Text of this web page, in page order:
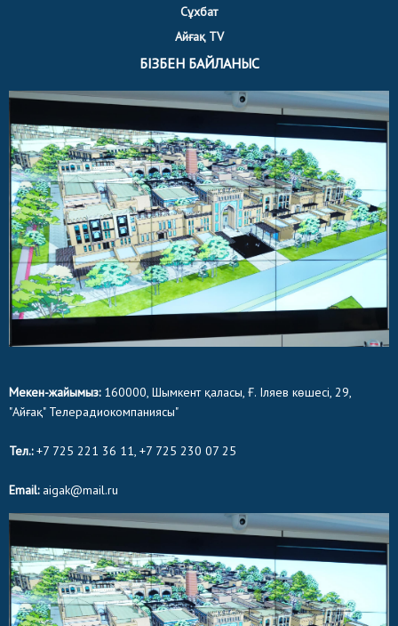
Сұхбат
Айғақ TV
БІЗБЕН БАЙЛАНЫС
Мекен-жайымыз:160000, Шымкент қаласы, Ғ. Іляев көшесі, 29,
"Айғақ" Телерадиокомпаниясы"
Тел.:+7 725 221 36 11, +7 725 230 07 25
Email:aigak@mail.ru